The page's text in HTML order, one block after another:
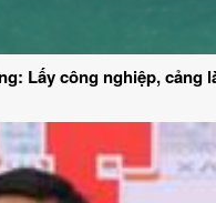
Lấy công nghiệp, cảng